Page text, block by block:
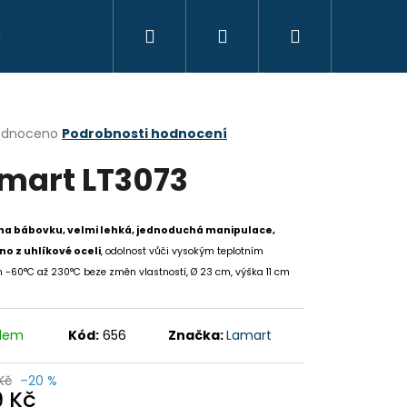
Přihlášení
Podrobnosti hodnocení
LT3073
bábovku, velmi lehká, jednoduchá manipulace,
z uhlíkové oceli, odolnost vůči vysokým teplotním
-60°C až 230°C beze změn vlastností, Ø 23 cm, výška 11 cm
Kód: 656 Značka:Lamart
–20 %
Kč